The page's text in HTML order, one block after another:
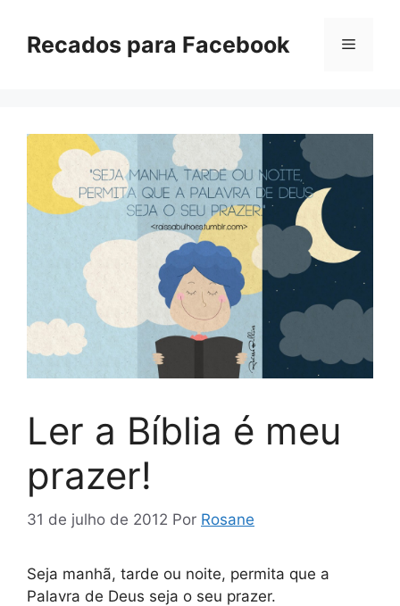
paraRecados para Facebook Menu
Ler a Bíblia é meu
prazer!
31 de julho de 2012 Por Rosane
Seja manhã, tarde ou noite, permita que a
Palavra de Deus seja o seu prazer.